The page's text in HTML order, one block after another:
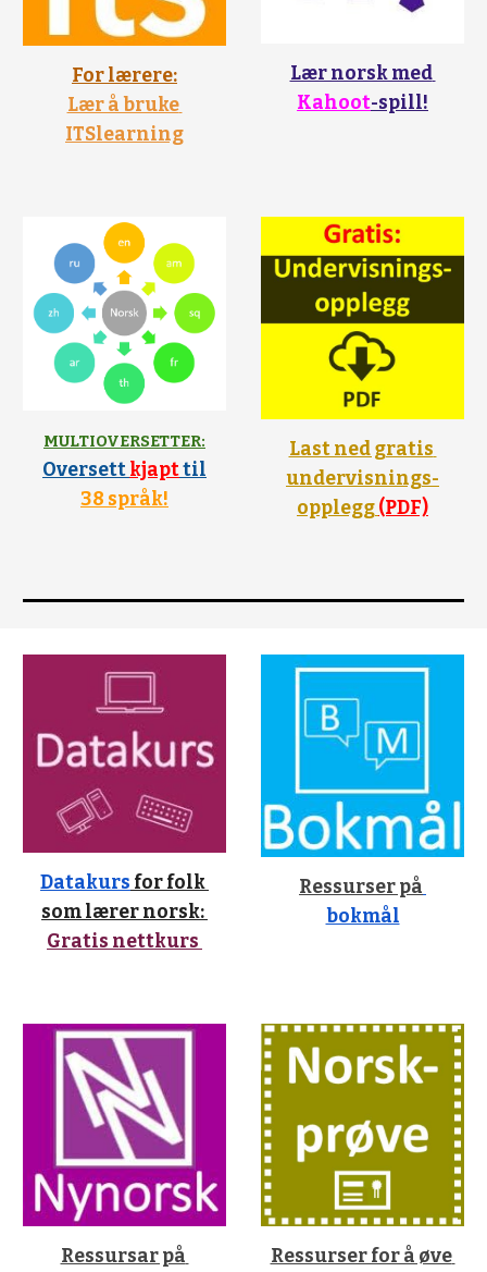
For lærere:
Lær å bruke
ITSlearning
Lær norsk med
Kahoot-spill!
MULTIOVERSETTER:
Oversett kjapt til
38 språk!
Last ned gratis
undervisnings-
opplegg (PDF)
Datakurs for folk
som lærer norsk:
Gratis nettkurs
Ressurser på
bokmål
Ressurser for å øve